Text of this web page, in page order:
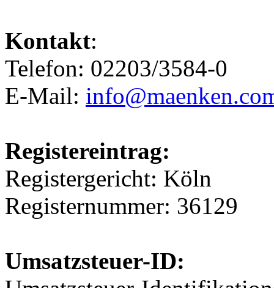
Kontakt:
Telefon: 02203/3584-0
E-Mail:
Registereintrag:
Registergericht: Köln
Registernummer: 36129
Umsatzsteuer-ID: